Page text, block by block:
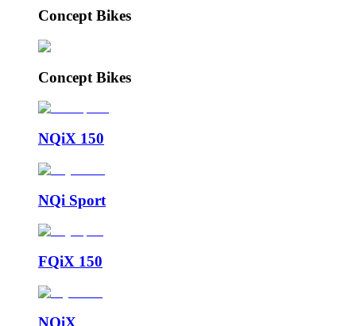
Concept Bikes
Concept Bikes
NQiX 150
NQi Sport
FQiX 150